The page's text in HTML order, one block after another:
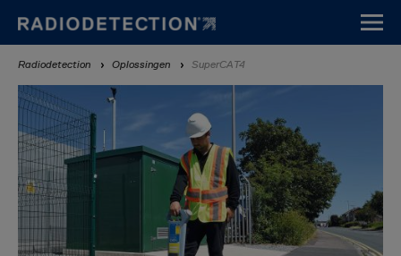
naar
inhoud
gaan
Kruimelpad
Radiodetection Oplossingen SuperCAT4